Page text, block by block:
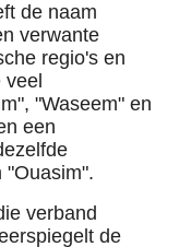
de naam
verwante
regio's en
"Waseem" en
een
"Ouasim".
verband
de